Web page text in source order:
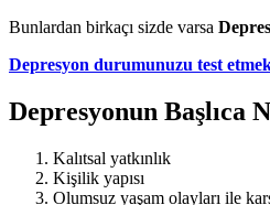
Bunlardan birkaçı sizde varsa
Depresyon durumunuzu test
Depresyonun Başlıca
Kalıtsal yatkınlık
Kişilik yapısı
Olumsuz yaşam olayları ile